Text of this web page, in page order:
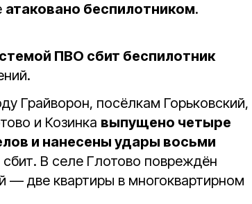
атаковано беспилотником.
ПВО сбит беспилотник
Грайворон, посёлкам Горьковский,
и Козинка выпущено четыре
и нанесены удары восьми
сбит. В селе Глотово повреждён
— две квартиры в многоквартирном